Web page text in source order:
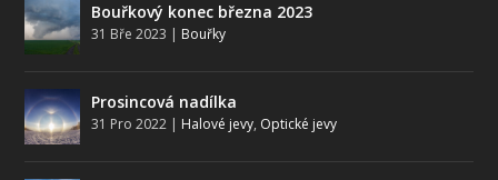
Bouřkový konec března 2023
31 Bře 2023 | Bouřky
Prosincová nadílka
31 Pro 2022 | Halové jevy, Optické jevy